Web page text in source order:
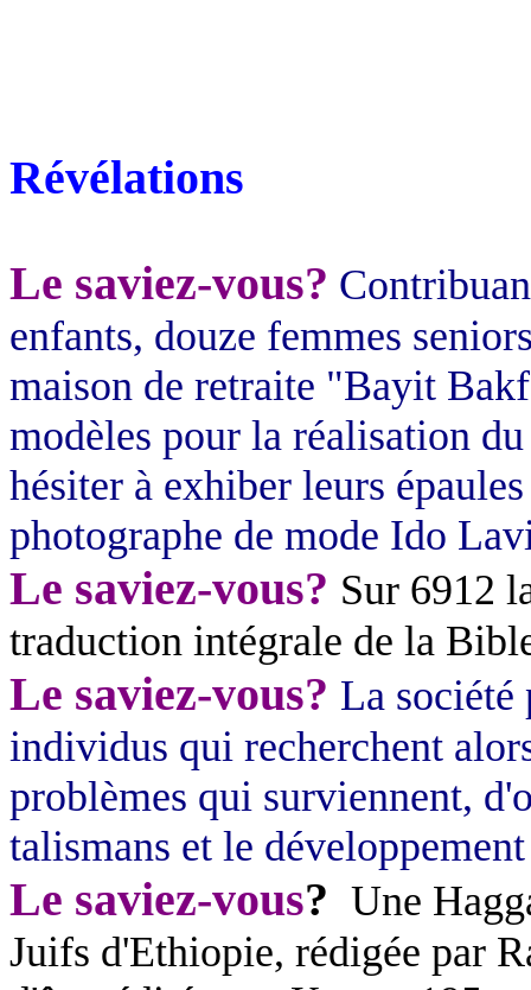
Révélations
Le saviez-vous?
enfants, douze femmes
maison de retraite "Bayit
modèles pour la réalisation
hésiter à exhiber leurs
photographe de mode Ido
Le saviez-vous? Sur 6912
traduction intégrale de la
Le saviez-vous? La société
individus qui recherchent
problèmes qui surviennent,
talismans et le
Le saviez-vous? Une
Juifs d'Ethiopie, rédigée par